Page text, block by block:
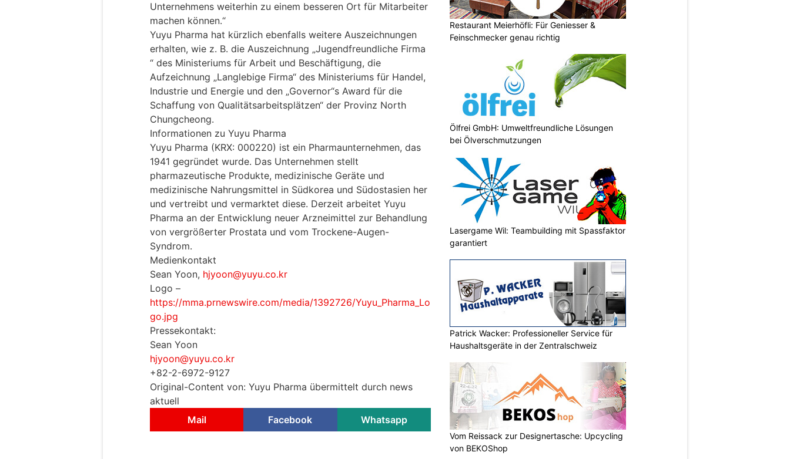
Unternehmens weiterhin zu einem besseren Ort für Mitarbeiter
machen können.“
Yuyu Pharma hat kürzlich ebenfalls weitere Auszeichnungen
erhalten, wie z. B. die Auszeichnung „Jugendfreundliche Firma
“ des Ministeriums für Arbeit und Beschäftigung, die
Aufzeichnung „Langlebige Firma“ des Ministeriums für Handel,
Industrie und Energie und den „Governor“s Award für die
Schaffung von Qualitätsarbeitsplätzen“ der Provinz North
Chungcheong.
Informationen zu Yuyu Pharma
Yuyu Pharma (KRX: 000220) ist ein Pharmaunternehmen, das
1941 gegründet wurde. Das Unternehmen stellt
pharmazeutische Produkte, medizinische Geräte und
medizinische Nahrungsmittel in Südkorea und Südostasien her
und vertreibt und vermarktet diese. Derzeit arbeitet Yuyu
Pharma an der Entwicklung neuer Arzneimittel zur Behandlung
von vergrößerter Prostata und vom Trockene-Augen-
Syndrom.
Medienkontakt
Sean Yoon, hjyoon@yuyu.co.kr
Logo –
https://mma.prnewswire.com/media/1392726/Yuyu_Pharma_Lo
go.jpg
Pressekontakt:
Sean Yoon
hjyoon@yuyu.co.kr
+82-2-6972-9127
Original-Content von: Yuyu Pharma übermittelt durch news
aktuell
Mail
Facebook Whatsapp
Restaurant Meierhöfli: Für Geniesser &
Feinschmecker genau richtig
Ölfrei GmbH: Umweltfreundliche Lösungen
bei Ölverschmutzungen
Lasergame Wil: Teambuilding mit Spassfaktor
garantiert
Patrick Wacker: Professioneller Service für
Haushaltsgeräte in der Zentralschweiz
Vom Reissack zur Designertasche: Upcycling
von BEKOShop